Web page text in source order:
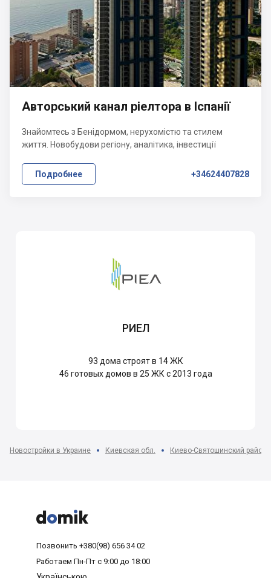
Авторський канал ріелтора в Іспанії
Знайомтесь з Бенідормом, нерухомістю та стилем
життя. Новобудови регіону, аналітика, інвестиції
Подробнее +34624407828
РИЕЛ
93 дома строят в 14 ЖК
46 готовых домов в 25 ЖК с 2013 года
Новостройки в Украине Киевская обл. Киево-Святошинский район



Позвонить +380(98) 656 34 02
Работаем Пн-Пт с 9:00 до 18:00